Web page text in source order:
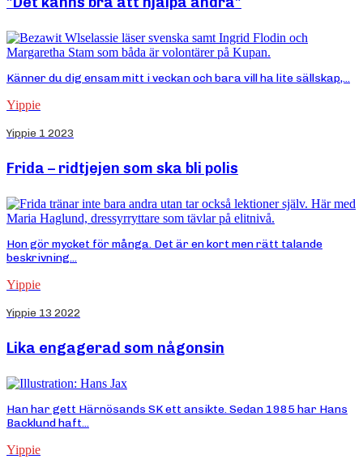
Känner du dig ensam mitt i veckan och bara vill ha lite sällskap,...
Yippie
Yippie 1 2023
Frida – ridtjejen som ska bli polis
Hon gör mycket för många. Det är en kort men rätt talande
beskrivning...
Yippie
Yippie 13 2022
Lika engagerad som någonsin
Han har gett Härnösands SK ett ansikte. Sedan 1985 har Hans
Backlund haft...
Yippie